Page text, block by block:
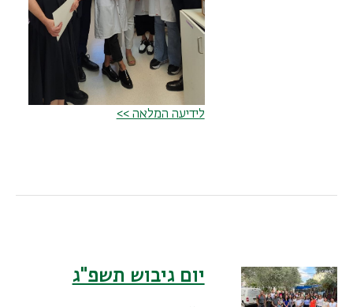
לידיעה המלאה >>
יום גיבוש תשפ"ג